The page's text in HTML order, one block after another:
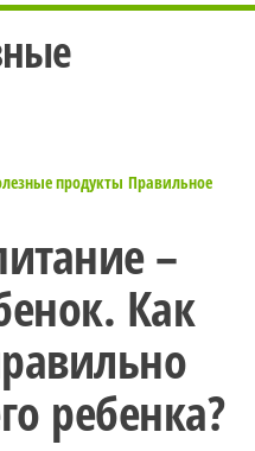
продукты Правильное
–
Как
ребенка?